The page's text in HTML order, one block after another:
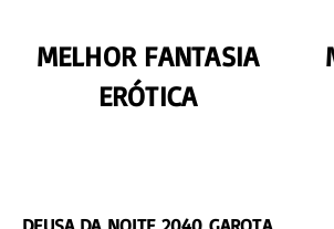
MELHOR FANTASIA
ERÓTICA